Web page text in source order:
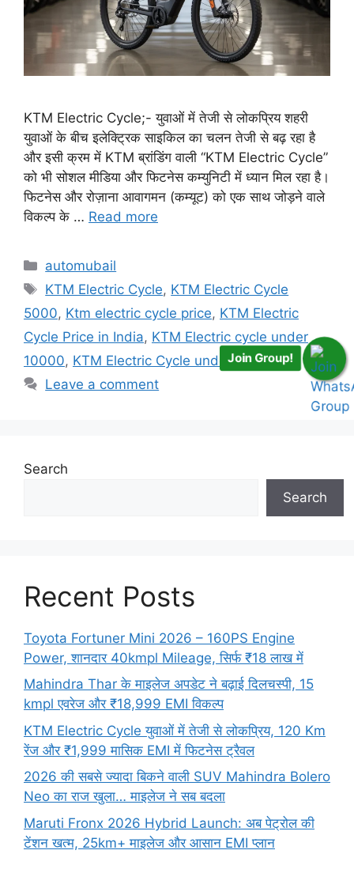
KTM Electric Cycle;- युवाओं में तेजी से लोकप्रिय शहरी
युवाओं के बीच इलेक्ट्रिक साइकिल का चलन तेजी से बढ़ रहा है
और इसी क्रम में KTM ब्रांडिंग वाली “KTM Electric Cycle”
को भी सोशल मीडिया और फिटनेस कम्युनिटी में ध्यान मिल रहा है।
फिटनेस और रोज़ाना आवागमन (कम्यूट) को एक साथ जोड़ने वाले
विकल्प के … Read more
Categories
automubail
Tags
KTM Electric Cycle, KTM Electric Cycle
5000, Ktm electric cycle price, KTM Electric
Cycle Price in India, KTM Electric cycle under
10000, KTM Electric Cycle under 5000
Leave a comment
Search
Search
Recent Posts
Toyota Fortuner Mini 2026 – 160PS Engine
Power, शानदार 40kmpl Mileage, सिर्फ ₹18 लाख में
Mahindra Thar के माइलेज अपडेट ने बढ़ाई दिलचस्पी, 15
kmpl एवरेज और ₹18,999 EMI विकल्प
KTM Electric Cycle युवाओं में तेजी से लोकप्रिय, 120 Km
रेंज और ₹1,999 मासिक EMI में फिटनेस ट्रैवल
2026 की सबसे ज्यादा बिकने वाली SUV Mahindra Bolero
Neo का राज खुला… माइलेज ने सब बदला
Maruti Fronx 2026 Hybrid Launch: अब पेट्रोल की
टेंशन खत्म, 25km+ माइलेज और आसान EMI प्लान
Join Group!